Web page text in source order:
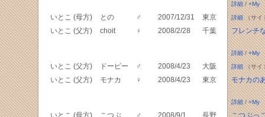
詳細/+My
いとこ (母方) との ♂ 2007/12/31 東京 詳細（サイ
いとこ (父方) choit ♀ 2008/2/28 千葉 フレンチ
詳細/+My
いとこ (父方) ドーピー ♂ 2008/4/23 大阪 詳細（サイ
いとこ (父方) モナカ ♀ 2008/4/23 東京 モナカの
詳細/+My
いとこ (母方) こつぶ ♂ 2008/9/1 長野 こつぶっ